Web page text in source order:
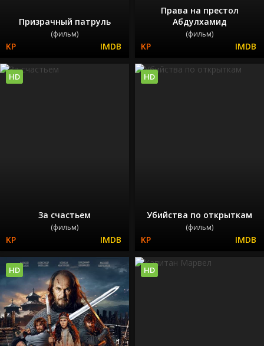
Призрачный патруль
(фильм)
Права на престол
Абдулхамид
(фильм)
За счастьем
(фильм)
HD
Убийства по открыткам
(фильм)
HD
HD HD